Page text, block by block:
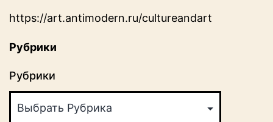
https://art.antimodern.ru/cultureandart
Рубрики
Рубрики